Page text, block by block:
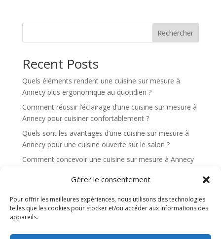
Gérer le consentement
Pour offrir les meilleures expériences, nous utilisons des technologies
telles que les cookies pour stocker et/ou accéder aux informations des
appareils.
e
:
Rechercher
Recent Posts
Quels éléments rendent une cuisine sur mesure à
Annecy plus ergonomique au quotidien ?
Comment réussir l’éclairage d’une cuisine sur mesure à
Annecy pour cuisiner confortablement ?
Quels sont les avantages d’une cuisine sur mesure à
Annecy pour une cuisine ouverte sur le salon ?
Comment concevoir une cuisine sur mesure à Annecy
Comment bien préparer un projet de cuisine sur
mesure à Annecy ?
Recent Comments